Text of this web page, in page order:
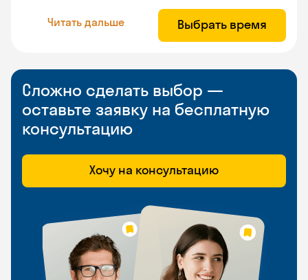
Читать дальше Выбрать время
Сложно сделать выбор —
оставьте заявку на бесплатную
консультацию
Хочу на консультацию